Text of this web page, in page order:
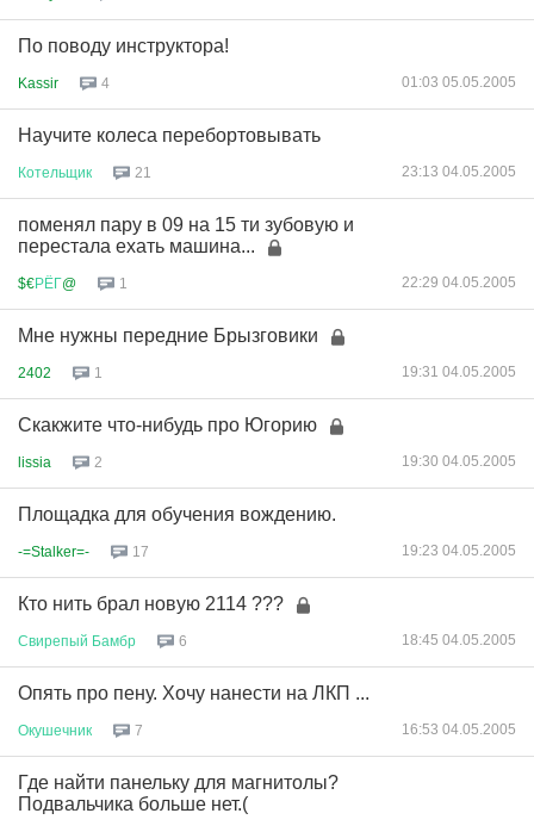
По поводу инструктора!
Kassir 4 01:03 05.05.2005
Научите колеса перебортовывать
Котельщик 21 23:13 04.05.2005
поменял пару в 09 на 15 ти зубовую и
перестала ехать машина...
$€РЁГ@ 1 22:29 04.05.2005
Мне нужны передние Брызговики
2402 1 19:31 04.05.2005
Скакжите что-нибудь про Югорию
lissia 2 19:30 04.05.2005
Площадка для обучения вождению.
-=Stalker=- 17 19:23 04.05.2005
Кто нить брал новую 2114 ???
Свирепый Бамбр 6 18:45 04.05.2005
Опять про пену. Хочу нанести на ЛКП ...
Окушечник 7 16:53 04.05.2005
Где найти панельку для магнитолы?
Подвальчика больше нет.(